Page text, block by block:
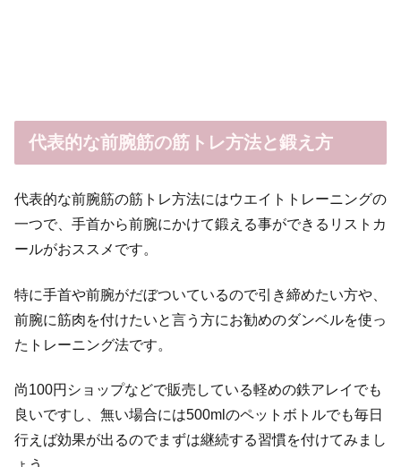
代表的な前腕筋の筋トレ方法と鍛え方
代表的な前腕筋の筋トレ方法にはウエイトトレーニングの
一つで、手首から前腕にかけて鍛える事ができるリストカ
ールがおススメです。
特に手首や前腕がだぼついているので引き締めたい方や、
前腕に筋肉を付けたいと言う方にお勧めのダンベルを使っ
たトレーニング法です。
尚100円ショップなどで販売している軽めの鉄アレイでも
良いですし、無い場合には500mlのペットボトルでも毎日
行えば効果が出るのでまずは継続する習慣を付けてみまし